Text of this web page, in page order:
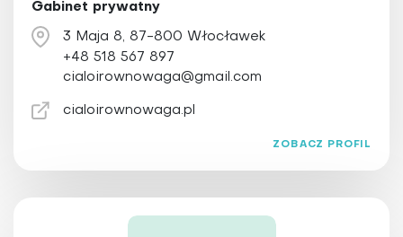
Gabinet prywatny
3 Maja 8, 87-800 Włocławek
+48 518 567 897
cialoirownowaga@gmail.com
cialoirownowaga.pl
ZOBACZ PROFIL